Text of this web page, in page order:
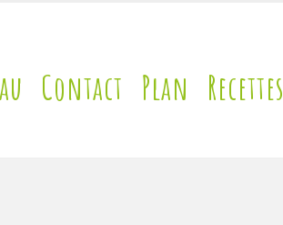
Contact Plan Recettes